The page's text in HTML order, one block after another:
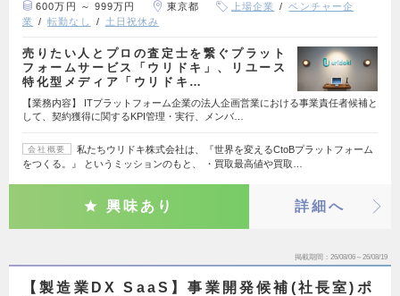
600万円 ～ 999万円 東京都 上場企業
ベンチャー企
業
転勤なし 土日祝休み
売りたい人とプロの査定士を繋ぐプラット
フォームサービス「ウリドキ」、リユース
特化型メディア「ウリドキ…
【業務内容】 ITプラットフォーム企業の法人企画営業における事業責任者候補と
して、契約獲得に関するKPI管理・実行、メンバ…
会社概要
私たちウリドキ株式会社は、『世界を変えるCtoBプラットフォーム
をつくる。』 というミッションのもと、 ・買取最高値や買取…
興味あり 詳細へ
掲載期間 26/08/06～26/08/19
【製造業DX SaaS】事業開発候補(社長室)ポ